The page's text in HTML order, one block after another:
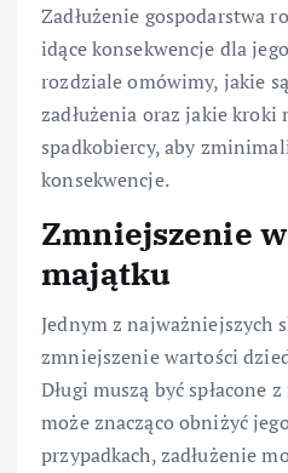
Zadłużenie gospodarstwa
idące konsekwencje dla
rozdziale omówimy, jakie
zadłużenia oraz jakie kroki
spadkobiercy, aby
konsekwencje.
Zmniejszenie
majątku
Jednym z najważniejszych
zmniejszenie wartości
Długi muszą być spłacone
może znacząco obniżyć
przypadkach, zadłużenie